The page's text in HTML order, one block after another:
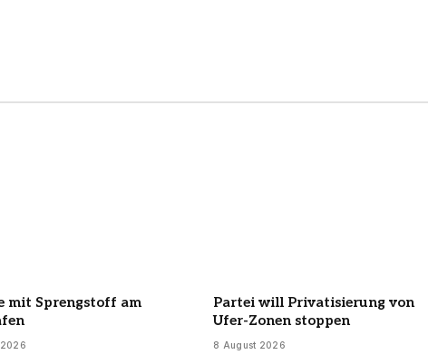
mit Sprengstoff am
Partei will Privatisierung von
Ufer-Zonen stoppen
8 August 2026